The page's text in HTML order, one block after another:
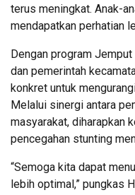
terus meningkat. Anak-
mendapatkan perhatian
Dengan program
dan pemerintah
konkret untuk
Melalui sinergi antara
masyarakat, diharapkan
pencegahan stunting
“Semoga kita dapat
lebih optimal,” pungkas